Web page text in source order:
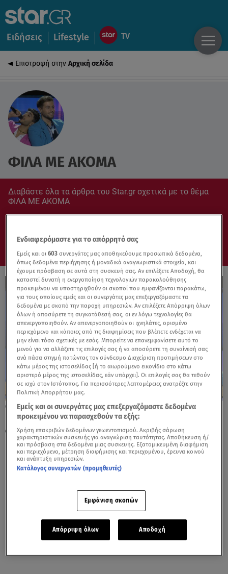
Ειδήσεις Lifestyle
Επιστροφή στην Αρχική σελίδα
ΦΙΛΑ ΜΕ ΑΚΟΜΑ
Διαβάστε όλα τα άρθρα του Star.gr σχετικά με το θέμα
ΦΙΛΑ ΜΕ ΑΚΟΜΑ
16.12.23, 00:59
Fame Story: Χειροκρότησε όρθια η Ελένη
Φουρέιρα τον Φειδία και τον Σωτήρη
Ενδιαφερόμαστε για το απόρρητό σας
Εμείς και οι603 συνεργάτες μας αποθηκεύουμε προσωπικά δεδομένα,
όπως δεδομένα περιήγησης ή μοναδικά αναγνωριστικά στοιχεία, και
έχουμε πρόσβαση σε αυτά στη συσκευή σας. Αν επιλέξετε Αποδοχή, θα
καταστεί δυνατή η ενεργοποίηση τεχνολογιών παρακολούθησης
προκειμένου να υποστηριχθούν οι σκοποί που εμφανίζονται παρακάτω,
για τους οποίους εμείς και οι συνεργάτες μας επεξεργαζόμαστε τα
δεδομένα με σκοπό την παροχή υπηρεσιών. Αν επιλέξετε Απόρριψη όλων
όλων ή αποσύρετε τη συγκατάθεσή σας, οι εν λόγω τεχνολογίες θα
απενεργοποιηθούν. Αν απενεργοποιηθούν οι ιχνηλάτες, ορισμένο
περιεχόμενο και κάποιες από τις διαφημίσεις που βλέπετε ενδέχεται να
μην είναι τόσο σχετικές με εσάς. Μπορείτε να επανεμφανίσετε αυτό το
μενού για να αλλάξετε τις επιλογές σας ή να αποσύρετε τη συναίνεσή σας
ανά πάσα στιγμή πατώντας τον σύνδεσμο Διαχείριση προτιμήσεων στο
κάτω μέρος της ιστοσελίδας [ή το αιωρούμενο εικονίδιο στο κάτω
αριστερό μέρος της ιστοσελίδας, εάν υπάρχει]. Οι επιλογές σας θα τεθούν
σε ισχύ στον Ιστότοπος. Για περισσότερες λεπτομέρειες ανατρέξτε στην
Πολιτική Απορρήτου μας.
Εμείς και οι συνεργάτες μας επεξεργαζόμαστε δεδομένα
προκειμένου να παρασχεθούν τα εξής:
Χρήση επακριβών δεδομένων γεωεντοπισμού. Ακριβής σάρωση
χαρακτηριστικών συσκευής για αναγνώριση ταυτότητας. Αποθήκευση ή/
και πρόσβαση στα δεδομένα μιας συσκευής. Εξατομικευμένη διαφήμιση
και περιεχόμενο, μέτρηση διαφήμισης και περιεχομένου, έρευνα κοινού
και ανάπτυξη υπηρεσιών.
Κατάλογος συνεργατών (προμηθευτές)
Εμφάνιση σκοπών
Απόρριψη όλων Αποδοχή